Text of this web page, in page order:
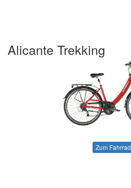
Alicante Trekking
Zum Fahrrad